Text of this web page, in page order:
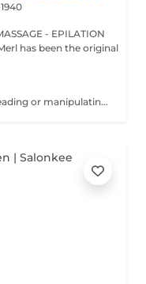
- EPILATION
has been the original
Keep your health! is the practice of kneading or manipulating a person's muscles and other soft-tissue in order to reduce stress, reduce muscle pain, increase relaxation and improve the work of the immune system. Benefits of getting a full body massage: - reduces stress - relaxing - improves blood circulation - improves body immune system How is full body massage done? - head and neck are massaged - shoulders and back are massaged - hands and arms are massaged - feet and legs are massaged - belly is massaged Age restrictions: there are no age restrictions for this procedure. Post procedure recommendations: do not do sport and any sharp movements 2-3 hours after the procedure. Frequency: 1-2 times per week, 10 times in total. Repeat once in 3-6 months.